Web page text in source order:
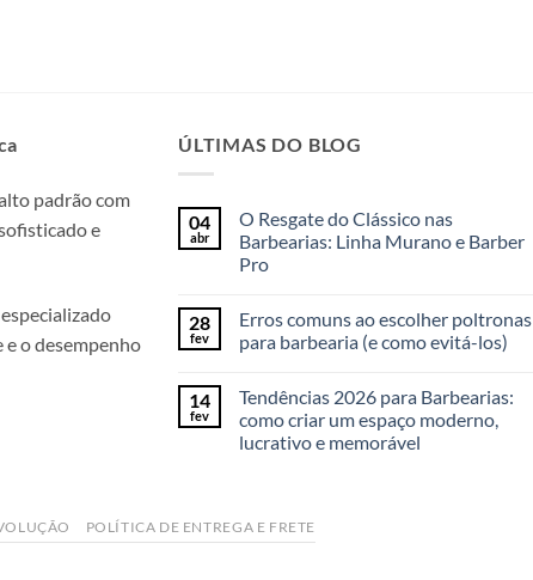
padrão com
e
o desempenho
ÚLTIMAS DO BLOG
04
abr
O Resgate do Clássico nas
Barbearias: Linha Murano e Barber
Pro
28
fev
Erros comuns ao escolher poltronas
para barbearia (e como evitá-los)
14
fev
Tendências 2026 para Barbearias:
como criar um espaço moderno,
lucrativo e memorável
POLÍTICA DE ENTREGA E FRETE